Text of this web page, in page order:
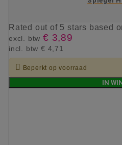
Rated out of 5 stars based
excl. btw € 3,89
incl. btw € 4,71
 Beperkt op voorraad
IN